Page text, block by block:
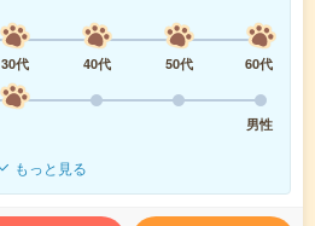
30代 40代 50代
60代
男性
もっと見る